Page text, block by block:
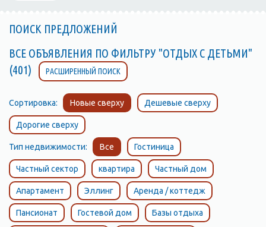
ПОИСК ПРЕДЛОЖЕНИЙ
ВСЕ ОБЪЯВЛЕНИЯ ПО ФИЛЬТРУ "ОТДЫХ С ДЕТЬМИ"
(401)
РАСШИРЕННЫЙ ПОИСК
Сортировка: Новые сверху Дешевые сверху
Дорогие сверху
Тип недвижимости: Все Гостиница
Частный сектор квартира Частный дом
Апартамент Эллинг Аренда / коттедж
Пансионат Гостевой дом Базы отдыха